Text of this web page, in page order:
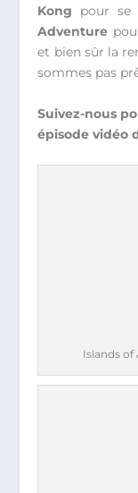
Kong pour
Adventure
et bien sûr la
sommes pas
Suivez-nous
épisode vidéo
Islands of